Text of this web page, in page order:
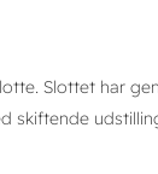
Slottet har
skiftende